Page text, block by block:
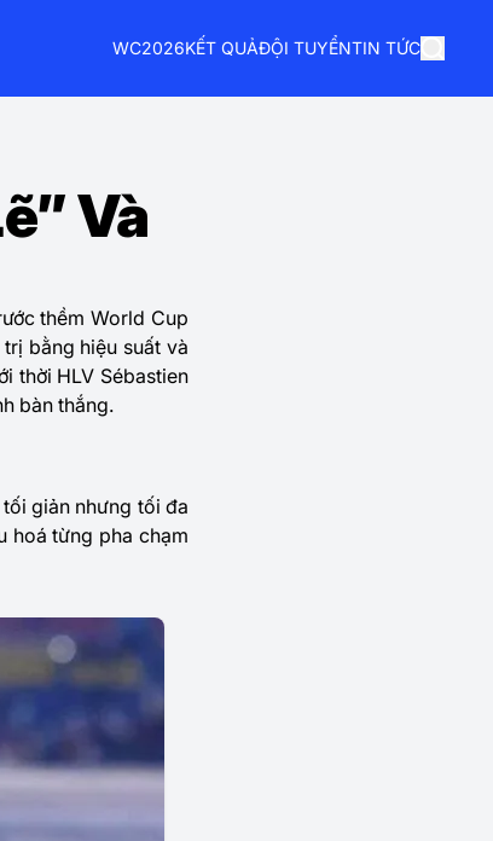
WC2026KẾT QUẢĐỘI TUYỂNTIN TỨC
Và
thềm World Cup
bằng hiệu suất và
thời HLV Sébastien
bàn thắng.
giản nhưng tối đa
hoá từng pha chạm